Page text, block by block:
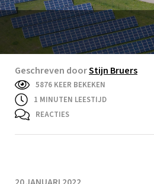
Geschreven doorStijn Bruers
5876 KEER BEKEKEN
1 MINUTEN LEESTIJD
REACTIES